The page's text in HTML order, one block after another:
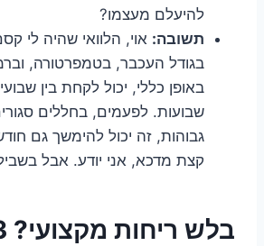
להיעלם מעצמו?
תשובה: אוי, הלוואי שהיה לי
בגודל העכבר, בטמפרטורה,
באופן כללי, יכול לקחת בין
שבועות. לפעמים, בחללים
גבוהות, זה יכול להימשך גם
קצת מדכא, אני יודע. אבל